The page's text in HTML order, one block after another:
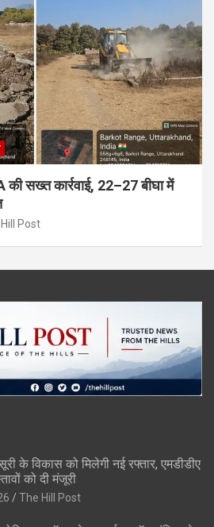
की सख्त कार्रवाई, 22–27 बीघा में
Post
के विकास को मिलेगी नई रफ्तार, एमडीडीए
को दी मंजूरी
The Hill Post